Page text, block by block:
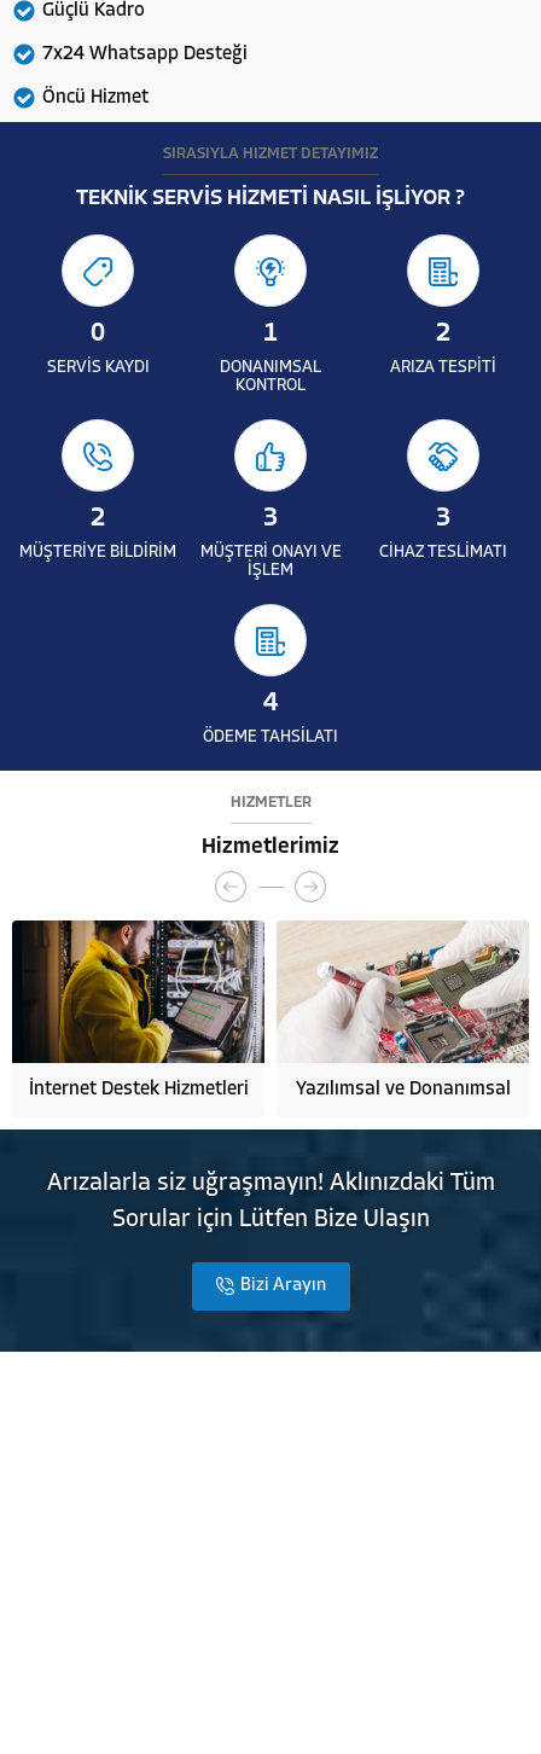
Güçlü Kadro
7x24 Whatsapp Desteği
Öncü Hizmet
SIRASIYLA HİZMET DETAYIMIZ
TEKNİK SERVİS HİZMETİ NASIL İŞLİYOR ?
0
SERVİS KAYDI
1
DONANIMSAL
KONTROL
2
ARIZA TESPİTİ
2
MÜŞTERİYE BİLDİRİM
3
MÜŞTERİ ONAYI VE
İŞLEM
3
CİHAZ TESLİMATI
4
ÖDEME TAHSİLATI
HİZMETLER
Hizmetlerimiz
İnternet Destek Hizmetleri
Yazılımsal ve Donanımsal
Arızalarla siz uğraşmayın! Aklınızdaki Tüm
Sorular için Lütfen Bize Ulaşın
Bizi Arayın